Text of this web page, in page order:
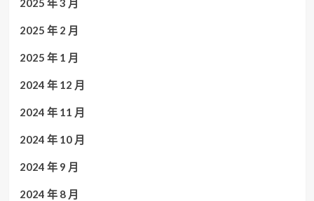
2025 年 3 月
2025 年 2 月
2025 年 1 月
2024 年 12 月
2024 年 11 月
2024 年 10 月
2024 年 9 月
2024 年 8 月